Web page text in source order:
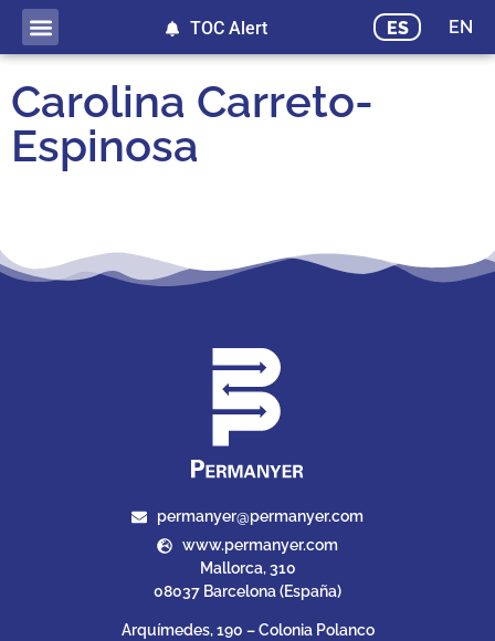
ES EN
TOC Alert
Carolina Carreto-
Espinosa
permanyer@permanyer.com
www.permanyer.com
Mallorca, 310
08037 Barcelona (España)
Arquímedes, 190 – Colonia Polanco